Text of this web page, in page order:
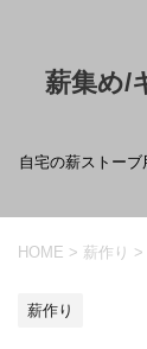
薪集め/
自宅の薪ストー
HOME > 薪作り >
薪作り